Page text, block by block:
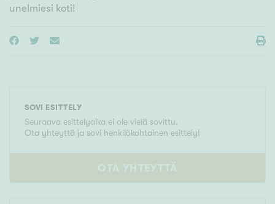
unelmiesi koti!
SOVI ESITTELY
Seuraava esittelyaika ei ole vielä sovittu.
Ota yhteyttä ja sovi henkilökohtainen esittely!
OTA YHTEYTTÄ